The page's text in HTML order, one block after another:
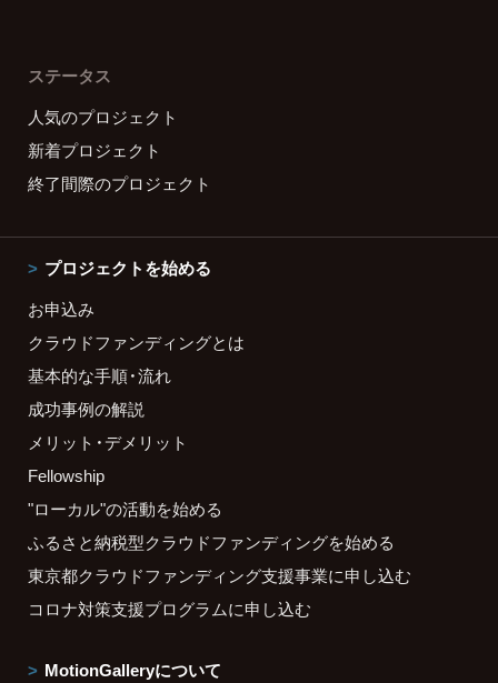
ステータス
人気のプロジェクト
新着プロジェクト
終了間際のプロジェクト
プロジェクトを始める
お申込み
クラウドファンディングとは
基本的な手順・流れ
成功事例の解説
メリット・デメリット
Fellowship
"ローカル"の活動を始める
ふるさと納税型クラウドファンディングを始める
東京都クラウドファンディング支援事業に申し込む
コロナ対策支援プログラムに申し込む
MotionGalleryについて